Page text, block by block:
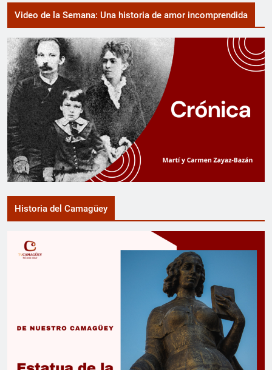
Video de la Semana: Una historia de amor incomprendida
Historia del Camagüey